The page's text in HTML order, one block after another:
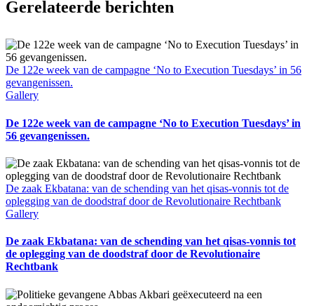
Gerelateerde berichten
De 122e week van de campagne ‘No to Execution Tuesdays’ in 56
gevangenissen.
Gallery
De 122e week van de campagne ‘No to Execution Tuesdays’ in
56 gevangenissen.
De zaak Ekbatana: van de schending van het qisas-vonnis tot de
oplegging van de doodstraf door de Revolutionaire Rechtbank
Gallery
De zaak Ekbatana: van de schending van het qisas-vonnis tot
de oplegging van de doodstraf door de Revolutionaire
Rechtbank